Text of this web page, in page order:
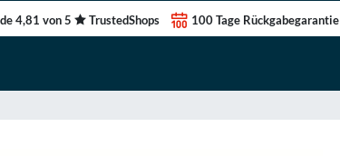
4,81 von 5 TrustedShops 100 Tage Rückgabegarantie